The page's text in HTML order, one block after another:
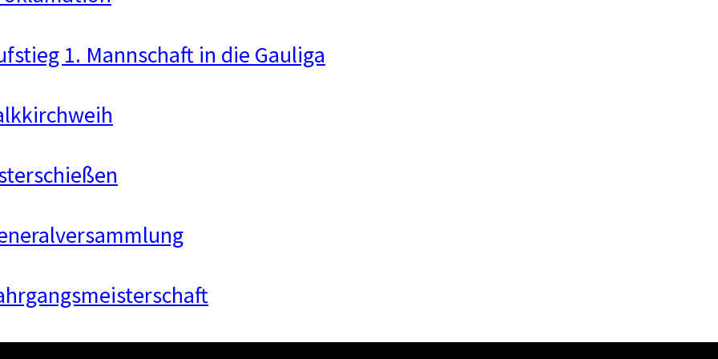
1. Mannschaft in die Gauliga